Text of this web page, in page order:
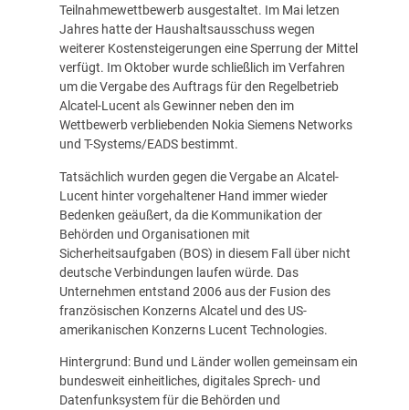
Teilnahmewettbewerb ausgestaltet. Im Mai letzen
Jahres hatte der Haushaltsausschuss wegen
weiterer Kostensteigerungen eine Sperrung der Mittel
verfügt. Im Oktober wurde schließlich im Verfahren
um die Vergabe des Auftrags für den Regelbetrieb
Alcatel-Lucent als Gewinner neben den im
Wettbewerb verbliebenden Nokia Siemens Networks
und T-Systems/EADS bestimmt.
Tatsächlich wurden gegen die Vergabe an Alcatel-
Lucent hinter vorgehaltener Hand immer wieder
Bedenken geäußert, da die Kommunikation der
Behörden und Organisationen mit
Sicherheitsaufgaben (BOS) in diesem Fall über nicht
deutsche Verbindungen laufen würde. Das
Unternehmen entstand 2006 aus der Fusion des
französischen Konzerns Alcatel und des US-
amerikanischen Konzerns Lucent Technologies.
Hintergrund: Bund und Länder wollen gemeinsam ein
bundesweit einheitliches, digitales Sprech- und
Datenfunksystem für die Behörden und